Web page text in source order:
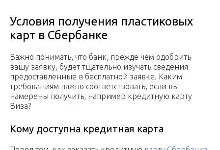
Условия получения пластиковых
карт в Сбербанке
Важно понимать, что банк, прежде чем одобрить
вашу заявку, будет тщательно изучать сведения
предоставленные в бесплатной заявке. Каким
требованиям важно соответствовать, если вы
намерены получить, например кредитную карту
Виза?
Кому доступна кредитная карта